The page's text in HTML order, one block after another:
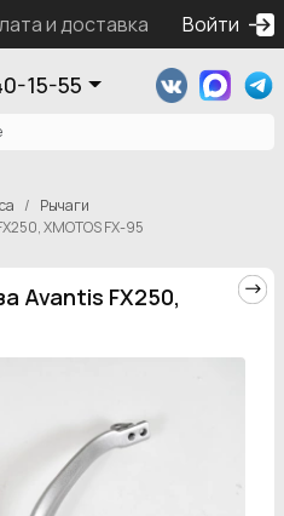
и доставка Контакты
Войти
15-55
Рычаги
XMOTOS FX-95
Avantis FX250,